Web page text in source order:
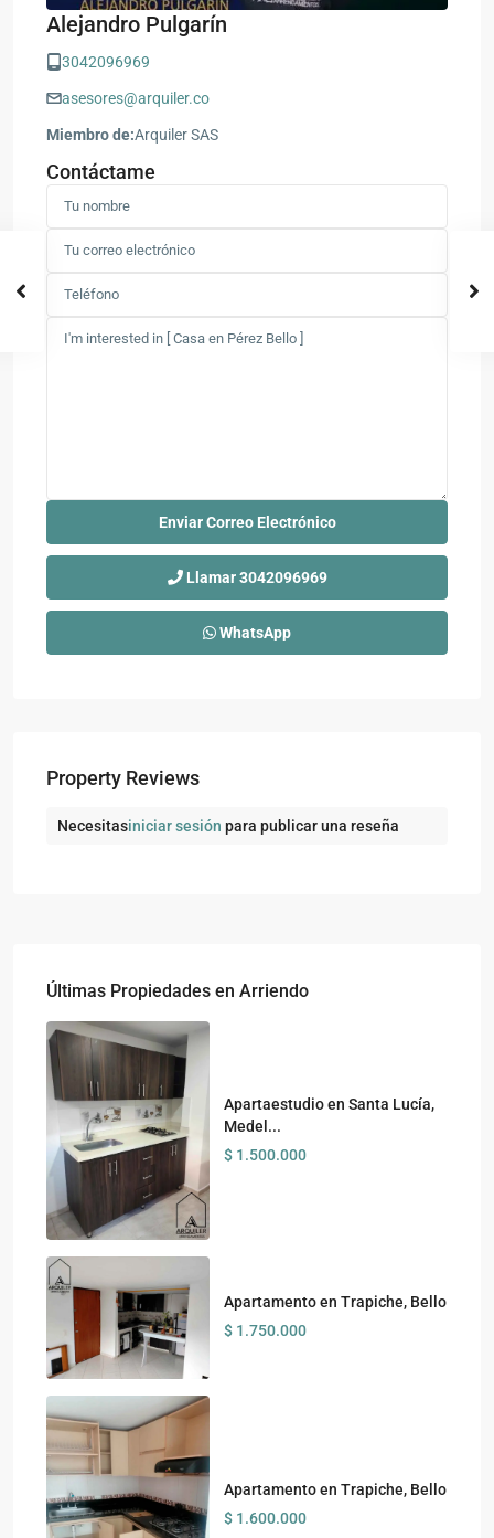
Alejandro Pulgarín
3042096969
asesores@arquiler.co
Miembro de:Arquiler SAS
Contáctame
Llamar3042096969
WhatsApp
Property Reviews
Necesitasiniciar sesión para publicar una reseña
Últimas Propiedades en Arriendo
Apartaestudio en Santa Lucía,
Medel...
$ 1.500.000
Apartamento en Trapiche, Bello
$ 1.750.000
Apartamento en Trapiche, Bello
$ 1.600.000